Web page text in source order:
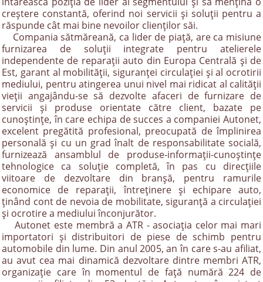
creștere constantă, oferind noi servicii şi soluţii pentru a
răspunde cât mai bine nevoilor clienţilor săi.
Compania sătmăreană, ca lider de piață, are ca misiune
furnizarea de soluţii integrate pentru atelierele
independente de reparații auto din Europa Centrală şi de
Est, garant al mobilităţii, siguranţei circulaţiei şi al ocrotirii
mediului, pentru atingerea unui nivel mai ridicat al calităţii
vieţii angajându-se să dezvolte afaceri de furnizare de
servicii şi produse orientate către client, bazate pe
cunoştinţe, în care echipa de succes a companiei Autonet,
excelent pregătită profesional, preocupată de împlinirea
personală şi cu un grad înalt de responsabilitate socială,
furnizează ansamblul de produse-informaţii-cunoştinţe
tehnologice ca soluţie completă, în pas cu direcţiile
viitoare de dezvoltare din branşă, pentru ramurile
economice de reparaţii, întreţinere şi echipare auto,
ţinând cont de nevoia de mobilitate, siguranţă a circulaţiei
şi ocrotire a mediului înconjurător.
Autonet este membră a ATR - asociaţia celor mai mari
importatori şi distribuitori de piese de schimb pentru
automobile din lume. Din anul 2005, an în care s-au afiliat,
au avut cea mai dinamică dezvoltare dintre membri ATR,
organizaţie care în momentul de faţă numără 224 de